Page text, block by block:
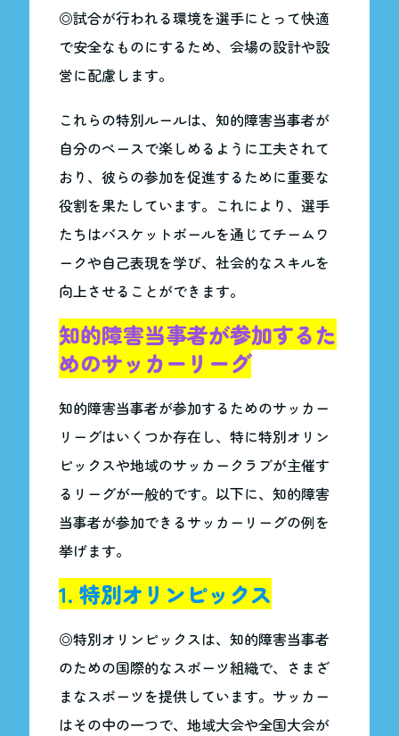
◎試合が行われる環境を選手にとって快適
で安全なものにするため、会場の設計や設
営に配慮します。
これらの特別ルールは、知的障害当事者が
自分のペースで楽しめるように工夫されて
おり、彼らの参加を促進するために重要な
役割を果たしています。これにより、選手
たちはバスケットボールを通じてチームワ
ークや自己表現を学び、社会的なスキルを
向上させることができます。
知的障害当事者が参加するた
めのサッカーリーグ
知的障害当事者が参加するためのサッカー
リーグはいくつか存在し、特に特別オリン
ピックスや地域のサッカークラブが主催す
るリーグが一般的です。以下に、知的障害
当事者が参加できるサッカーリーグの例を
挙げます。
1. 特別オリンピックス
◎特別オリンピックスは、知的障害当事者
のための国際的なスポーツ組織で、さまざ
まなスポーツを提供しています。サッカー
はその中の一つで、地域大会や全国大会が